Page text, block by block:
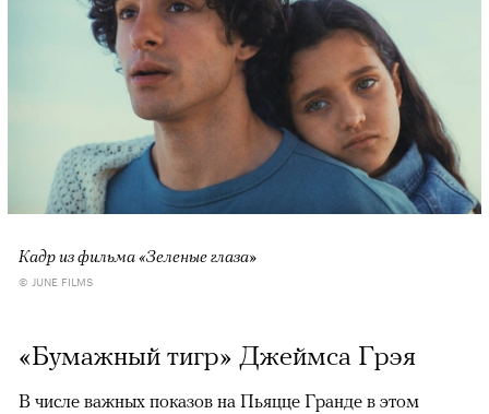
Кадр из фильма «Зеленые глаза»
© JUNE FILMS
«Бумажный тигр» Джеймса Грэя
В числе важных показов на Пьяцце Гранде в этом